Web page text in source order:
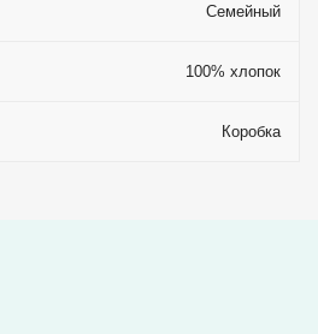
Семейный
100% хлопок
Коробка